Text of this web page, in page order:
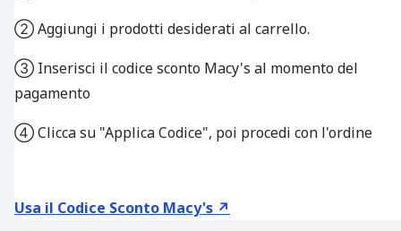
② Aggiungi i prodotti desiderati al carrello.
③ Inserisci il codice sconto Macy's al momento del
pagamento
④ Clicca su "Applica Codice", poi procedi con l'ordine
Usa il Codice Sconto Macy's ↗